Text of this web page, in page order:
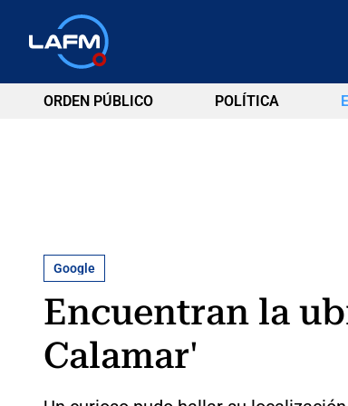
ORDEN PÚBLICO POLÍTICA
Google
Encuentran la
Calamar'